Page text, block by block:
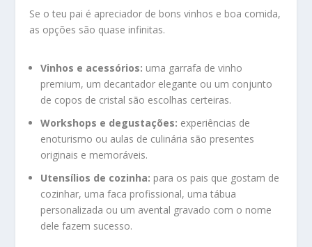
Se o teu pai é apreciador de bons vinhos e boa comida,
as opções são quase infinitas.
Vinhos e acessórios: uma garrafa de vinho
premium, um decantador elegante ou um conjunto
de copos de cristal são escolhas certeiras.
Workshops e degustações: experiências de
enoturismo ou aulas de culinária são presentes
originais e memoráveis.
Utensílios de cozinha: para os pais que gostam de
cozinhar, uma faca profissional, uma tábua
personalizada ou um avental gravado com o nome
dele fazem sucesso.